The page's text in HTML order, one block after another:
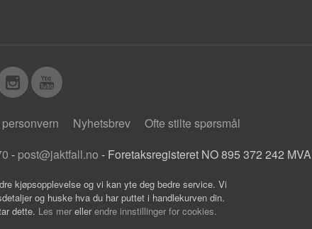
Nyhetsbrev
Ofte stilte spørsmål
- post@jaktfall.no - Foretaksregisteret NO 895 372 242 MVA
kjøpsopplevelse og vi kan yte deg bedre service. Vi
og huske hva du har puttet i handlekurven din.
dette. Les mer ellerendre innstillinger for cookies.